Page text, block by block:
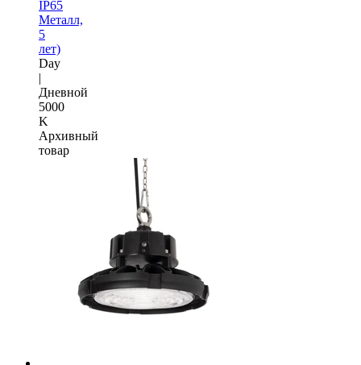
IP65
Металл,
5
лет)
Day
|
Дневной
5000
K
Архивный
товар